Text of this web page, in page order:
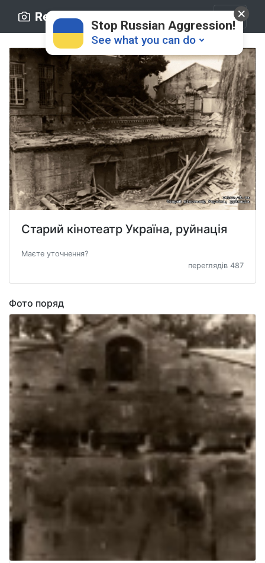
Retro.ck.ua
Старий кінотеатр Україна, руйнація
Маєте уточнення?
переглядів 487
Фото поряд
Stop Russian Aggression!
See what you can do
Donate 💸
Support Ukraine ❤
Share this widget 📌